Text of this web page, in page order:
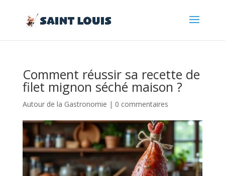
Comment réussir sa recette de
filet mignon séché maison ?
Autour de la Gastronomie | 0 commentaires